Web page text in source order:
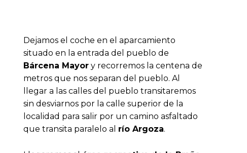
Dejamos el coche en el aparcamiento
situado en la entrada del pueblo de
Bárcena Mayor y recorremos la centena de
metros que nos separan del pueblo. Al
llegar a las calles del pueblo transitaremos
sin desviarnos por la calle superior de la
localidad para salir por un camino asfaltado
que transita paralelo al río Argoza.